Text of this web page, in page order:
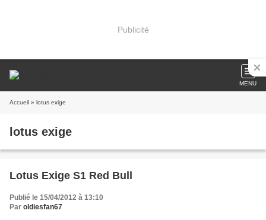
Publicité
MENU
Accueil » lotus exige
lotus exige
Lotus Exige S1 Red Bull
Publié le 15/04/2012 à 13:10
Par oldiesfan67